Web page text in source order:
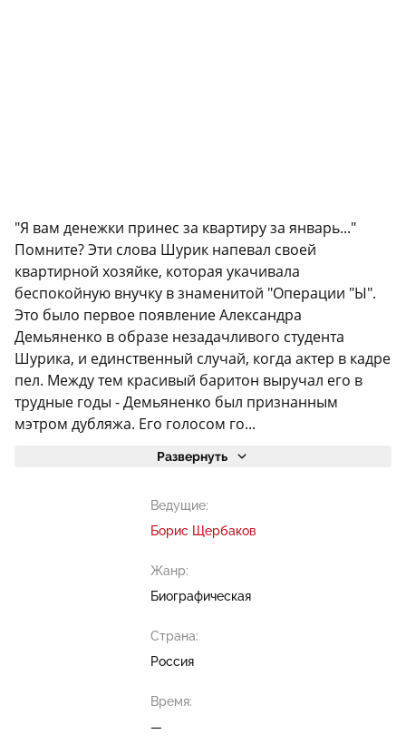
"Я вам денежки принес за квартиру за январь..."
Помните? Эти слова Шурик напевал своей
квартирной хозяйке, которая укачивала
беспокойную внучку в знаменитой "Операции "Ы".
Это было первое появление Александра
Демьяненко в образе незадачливого студента
Шурика, и единственный случай, когда актер в кадре
пел. Между тем красивый баритон выручал его в
трудные годы - Демьяненко был признанным
мэтром дубляжа. Его голосом го...
Развернуть
Ведущие:
Борис Щербаков
Жанр:
Биографическая
Страна:
Россия
Время:
—